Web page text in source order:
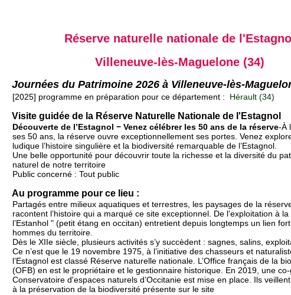
Réserve naturelle nationale de
Villeneuve-lès-Maguelone (34)
Journées du Patrimoine 2026 à Villeneuve-lès-
[2025] programme en préparation pour ce département : Hérault (34)
Visite guidée de la Réserve Naturelle Nationale de l'Estagnol
Découverte de l’Estagnol − Venez célébrer les 50 ans de la réserve-À
ses 50 ans, la réserve ouvre exceptionnellement ses portes. Venez
ludique l’histoire singulière et la biodiversité remarquable de l’Estagnol.
Une belle opportunité pour découvrir toute la richesse et la diversité du
naturel de notre territoire
Public concerné : Tout public
Au programme pour ce lieu :
Partagés entre milieux aquatiques et terrestres, les paysages de la
racontent l’histoire qui a marqué ce site exceptionnel. De l’exploitation à
l’Estanhol " (petit étang en occitan) entretient depuis longtemps un lien
hommes du territoire.
Dès le XIIe siècle, plusieurs activités s’y succèdent : sagnes, salins,
Ce n’est que le 19 novembre 1975, à l’initiative des chasseurs et
l’Estagnol est classé Réserve naturelle nationale. L’Office français de la
(OFB) en est le propriétaire et le gestionnaire historique. En 2019, une
Conservatoire d'espaces naturels d’Occitanie est mise en place. Ils
à la préservation de la biodiversité présente sur le site